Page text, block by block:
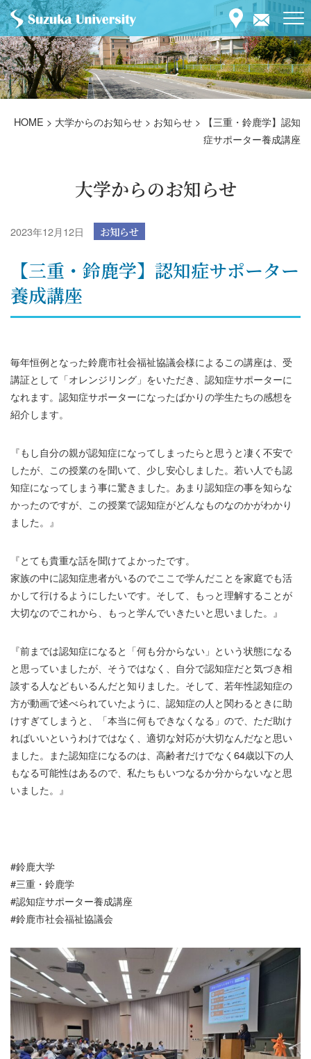
HOME > 大学からのお知らせ > お知らせ >
【三重・鈴鹿学】認知
症サポーター養成講座
大学からのお知らせ
2023年12月12日 お知らせ
【三重・鈴鹿学】認知症サポーター
養成講座
毎年恒例となった鈴鹿市社会福祉協議会様によるこの講座は、受
講証として「オレンジリング」をいただき、認知症サポーターに
なれます。認知症サポーターになったばかりの学生たちの感想を
紹介します。
『もし自分の親が認知症になってしまったらと思うと凄く不安で
したが、この授業のを聞いて、少し安心しました。若い人でも認
知症になってしまう事に驚きました。あまり認知症の事を知らな
かったのですが、この授業で認知症がどんなものなのかがわかり
ました。』
『とても貴重な話を聞けてよかったです。
家族の中に認知症患者がいるのでここで学んだことを家庭でも活
かして行けるようにしたいです。そして、もっと理解することが
大切なのでこれから、もっと学んでいきたいと思いました。』
『前までは認知症になると「何も分からない」という状態になる
と思っていましたが、そうではなく、自分で認知症だと気づき相
談する人などもいるんだと知りました。そして、若年性認知症の
方が動画で述べられていたように、認知症の人と関わるときに助
けすぎてしまうと、「本当に何もできなくなる」ので、ただ助け
ればいいというわけではなく、適切な対応が大切なんだなと思い
ました。また認知症になるのは、高齢者だけでなく64歳以下の人
もなる可能性はあるので、私たちもいつなるか分からないなと思
いました。』
#鈴鹿大学
#三重・鈴鹿学
#認知症サポーター養成講座
#鈴鹿市社会福祉協議会